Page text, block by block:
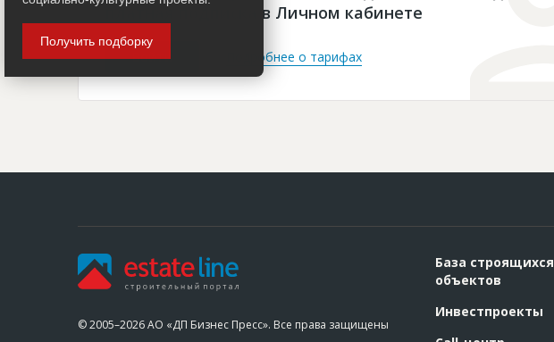
платная подписка в Личном кабинете
Войти Подробнее о тарифах
© 2005–2026 АО «ДП Бизнес Пресс». Все права защищены
База строящихся
объектов
Инвестпроекты
Получить подборку